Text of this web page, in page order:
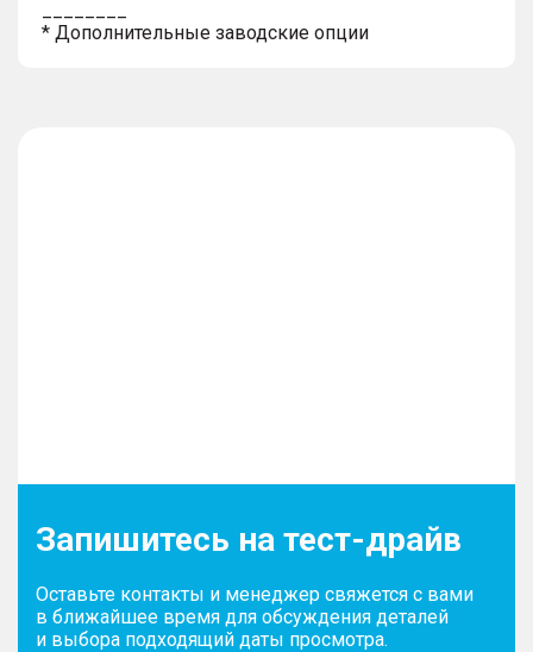
* Дополнительные заводские опции
Запишитесь на тест-драйв
Оставьте контакты и менеджер свяжется с вами
в ближайшее время для обсуждения деталей
и выбора подходящий даты просмотра.